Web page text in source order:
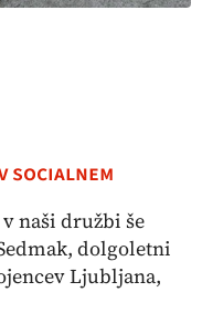
socialnem
naši družbi še
dolgoletni
Ljubljana,